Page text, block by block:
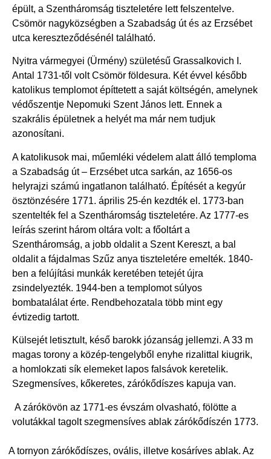
épült, a Szentháromság tiszteletére lett felszentelve.
Csömör nagyközségben a Szabadság út és az Erzsébet
utca kereszteződésénél található.
Nyitra vármegyei (Ürmény) születésű Grassalkovich I.
Antal 1731-től volt Csömör földesura. Két évvel később
katolikus templomot építtetett a saját költségén, amelynek
védőszentje Nepomuki Szent János lett. Ennek a
szakrális épületnek a helyét ma már nem tudjuk
azonosítani.
A katolikusok mai, műemléki védelem alatt álló temploma
a Szabadság út – Erzsébet utca sarkán, az 1656-os
helyrajzi számú ingatlanon található. Építését a kegyúr
ösztönzésére 1771. április 25-én kezdték el. 1773-ban
szentelték fel a Szentháromság tiszteletére. Az 1777-es
leírás szerint három oltára volt: a főoltárt a
Szentháromság, a jobb oldalit a Szent Kereszt, a bal
oldalit a fájdalmas Szűz anya tiszteletére emelték. 1840-
ben a felújítási munkák keretében tetejét újra
zsindelyezték. 1944-ben a templomot súlyos
bombatalálat érte. Rendbehozatala több mint egy
évtizedig tartott.
Külsejét letisztult, késő barokk józanság jellemzi. A 33 m
magas torony a közép-tengelyből enyhe rizalittal kiugrik,
a homlokzati sík elemeket lapos falsávok keretelik.
Szegmensíves, kőkeretes, zárókődíszes kapuja van.
A zárókövön az 1771-es évszám olvasható, fölötte a
volutákkal tagolt szegmensíves ablak zárókődíszén 1773.
A tornyon zárókődíszes, ovális, illetve kosáríves ablak. Az